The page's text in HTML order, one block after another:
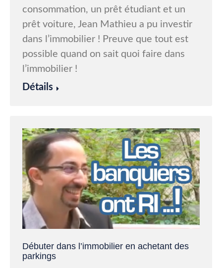
consommation, un prêt étudiant et un
prêt voiture, Jean Mathieu a pu investir
dans l’immobilier ! Preuve que tout est
possible quand on sait quoi faire dans
l’immobilier !
Détails
Débuter dans l’immobilier en achetant des
parkings